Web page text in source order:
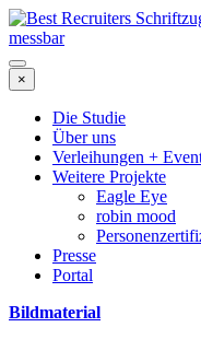
messbar
×
Die Studie
Über uns
Verleihungen +
Weitere Projekte
Eagle Eye
robin mood
Presse
Portal
Bildmaterial